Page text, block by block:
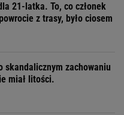
21-latka. To, co członek
z trasy, było ciosem
skandalicznym zachowaniu
miał litości.